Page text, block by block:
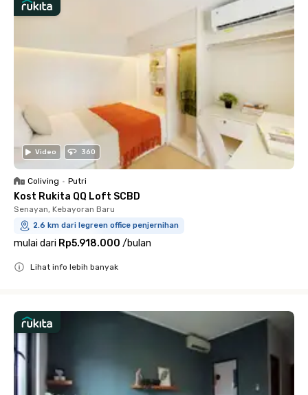
Video 360
Coliving • Putri
Kost Rukita QQ Loft SCBD
Senayan, Kebayoran Baru
2.6 km dari legreen office penjernihan
mulai dari Rp5.918.000 /bulan
Lihat info lebih banyak